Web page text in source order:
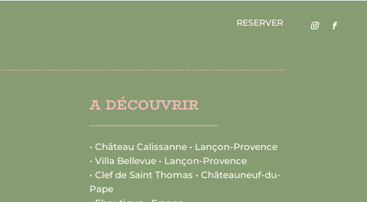
RESERVER
A DÉCOUVRIR
• Château Calissanne • Lançon-Provence
• Villa Bellevue • Lançon-Provence
• Clef de Saint Thomas • Châteauneuf-du-
Pape